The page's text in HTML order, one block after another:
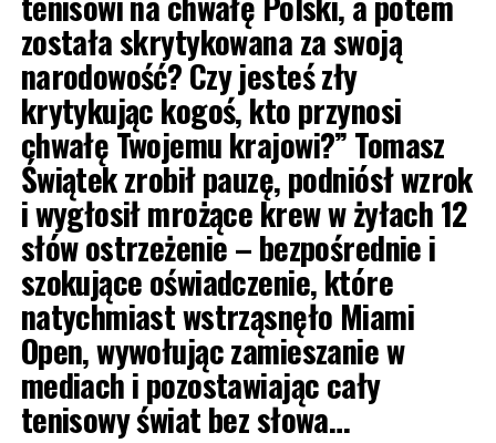
została skrytykowana za swoją
narodowość? Czy jesteś zły
krytykując kogoś, kto przynosi
chwałę Twojemu krajowi?” Tomasz
Świątek zrobił pauzę, podniósł wzrok
i wygłosił mrożące krew w żyłach 12
słów ostrzeżenie – bezpośrednie i
szokujące oświadczenie, które
natychmiast wstrząsnęło Miami
Open, wywołując zamieszanie w
mediach i pozostawiając cały
tenisowy świat bez słowa…